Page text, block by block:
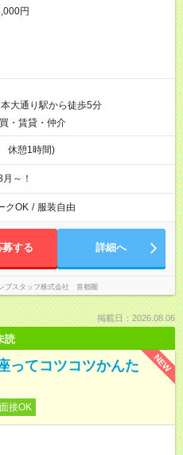
円
本大通り駅から徒歩5分
・賃貸・仲介
休憩1時間)
～！
クOK / 服装自由
募する 詳細へ
プスタッフ株式会社 首都圏
掲載日：2026.08.06
読
NEW
ってコツコツかんた
接OK